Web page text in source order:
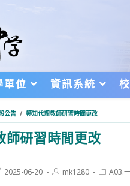
單位 資訊系統
公告 / 轉知代理教師研習時間更改
師研習時間更改
2025-06-20
Postmk1280
PostA03.